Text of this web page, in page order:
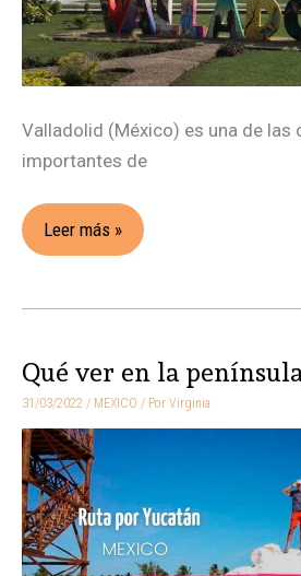
Valladolid (México) es una de las
importantes de
Yucatán
Leer más »
Qué ver en la
31/03/2022 / MEXICO / Por Virginia
Qué
ver
en
la
península
de
Yucatán